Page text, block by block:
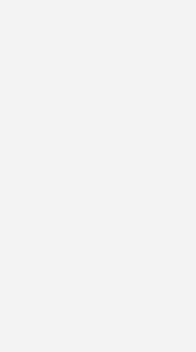
Gebäuden schneller
Projekte, die
klimafreundlichen Bauen und
Engagement für die
bietet dafür beste
Teil des Gebäudeforums
an Projekten im Portal umfasst
nach Kategorien
Projekt praxisrelevante
Herausforderungen,
Für spezifische